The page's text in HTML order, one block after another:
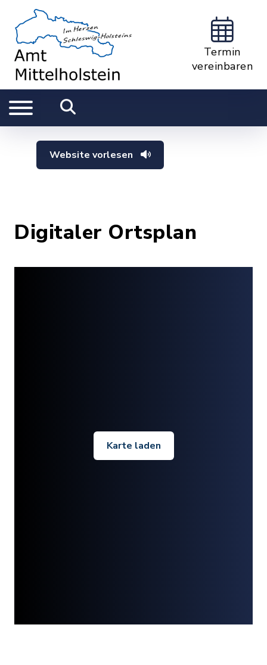
Termin
vereinbaren
Website vorlesen
Digitaler Ortsplan
Karte laden